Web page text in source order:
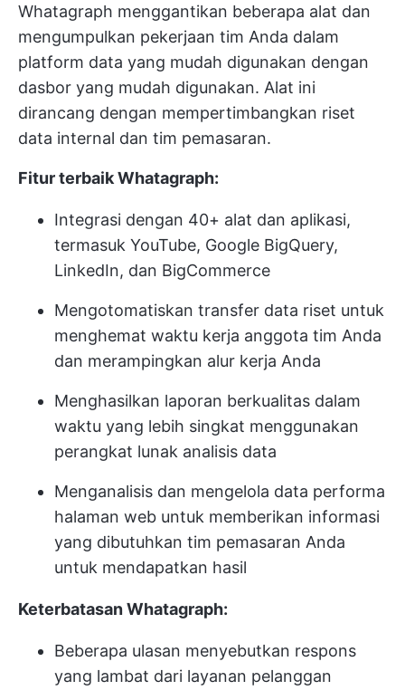
Whatagraph menggantikan beberapa alat dan
mengumpulkan pekerjaan tim Anda dalam
platform data yang mudah digunakan dengan
dasbor yang mudah digunakan. Alat ini
dirancang dengan mempertimbangkan riset
data internal dan tim pemasaran.
Fitur terbaik Whatagraph:
Integrasi dengan 40+ alat dan aplikasi,
termasuk YouTube, Google BigQuery,
LinkedIn, dan BigCommerce
Mengotomatiskan transfer data riset untuk
menghemat waktu kerja anggota tim Anda
dan merampingkan alur kerja Anda
Menghasilkan laporan berkualitas dalam
waktu yang lebih singkat menggunakan
perangkat lunak analisis data
Menganalisis dan mengelola data performa
halaman web untuk memberikan informasi
yang dibutuhkan tim pemasaran Anda
untuk mendapatkan hasil
Keterbatasan Whatagraph:
Beberapa ulasan menyebutkan respons
yang lambat dari layanan pelanggan